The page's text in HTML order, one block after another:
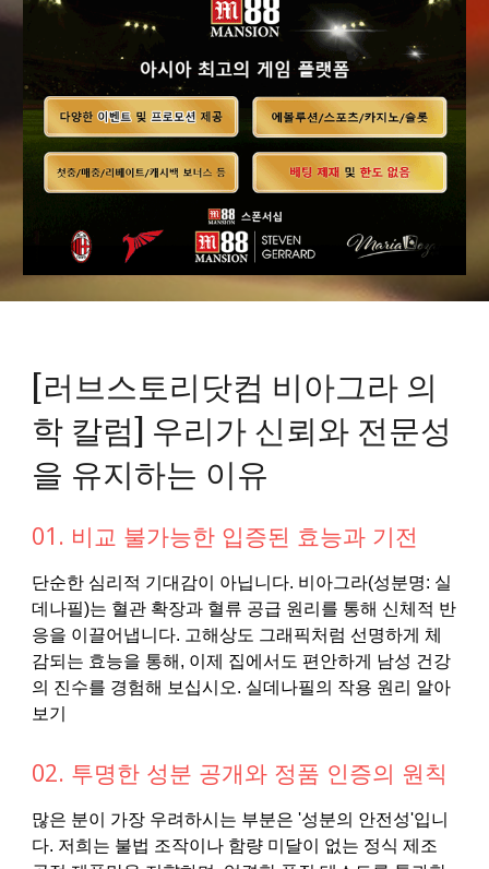
[러브스토리닷컴 비아그라 의
학 칼럼] 우리가 신뢰와 전문성
을 유지하는 이유
01. 비교 불가능한 입증된 효능과 기전
단순한 심리적 기대감이 아닙니다. 비아그라(성분명: 실
데나필)는 혈관 확장과 혈류 공급 원리를 통해 신체적 반
응을 이끌어냅니다. 고해상도 그래픽처럼 선명하게 체
감되는 효능을 통해, 이제 집에서도 편안하게 남성 건강
의 진수를 경험해 보십시오. 실데나필의 작용 원리 알아
보기
02. 투명한 성분 공개와 정품 인증의 원칙
많은 분이 가장 우려하시는 부분은 '성분의 안전성'입니
다. 저희는 불법 조작이나 함량 미달이 없는 정식 제조